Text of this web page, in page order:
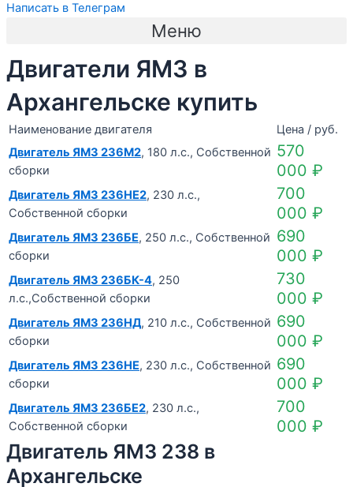
Написать в Телеграм
Меню
Двигатели ЯМЗ в
Архангельске купить
Наименование двигателя
Цена / руб.
Двигатель ЯМЗ 236М2, 180 л.с., Собственной
сборки
570
000 ₽
Двигатель ЯМЗ 236НЕ2, 230 л.с.,
Собственной сборки
700
000 ₽
Двигатель ЯМЗ 236БЕ, 250 л.с., Собственной
сборки
690
000 ₽
Двигатель ЯМЗ 236БК-4, 250
л.с.,Собственной сборки
730
000 ₽
Двигатель ЯМЗ 236НД, 210 л.с., Собственной
сборки
690
000 ₽
Двигатель ЯМЗ 236НЕ, 230 л.с., Собственной
сборки
690
000 ₽
Двигатель ЯМЗ 236БЕ2, 230 л.с.,
Собственной сборки
700
000 ₽
Двигатель ЯМЗ 238 в
Архангельске